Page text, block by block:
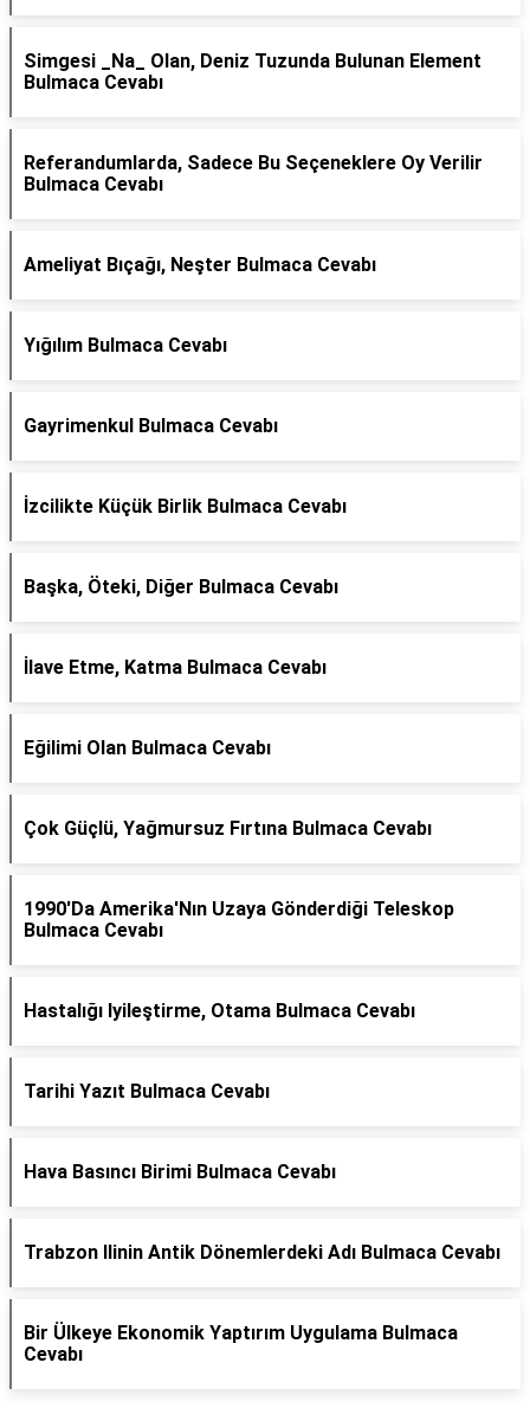
Simgesi _Na_ Olan, Deniz Tuzunda Bulunan Element
Bulmaca Cevabı
Referandumlarda, Sadece Bu Seçeneklere Oy Verilir
Bulmaca Cevabı
Ameliyat Bıçağı, Neşter Bulmaca Cevabı
Yığılım Bulmaca Cevabı
Gayrimenkul Bulmaca Cevabı
İzcilikte Küçük Birlik Bulmaca Cevabı
Başka, Öteki, Diğer Bulmaca Cevabı
İlave Etme, Katma Bulmaca Cevabı
Eğilimi Olan Bulmaca Cevabı
Çok Güçlü, Yağmursuz Fırtına Bulmaca Cevabı
1990'Da Amerika'Nın Uzaya Gönderdiği Teleskop
Bulmaca Cevabı
Hastalığı Iyileştirme, Otama Bulmaca Cevabı
Tarihi Yazıt Bulmaca Cevabı
Hava Basıncı Birimi Bulmaca Cevabı
Trabzon Ilinin Antik Dönemlerdeki Adı Bulmaca Cevabı
Bir Ülkeye Ekonomik Yaptırım Uygulama Bulmaca
Cevabı